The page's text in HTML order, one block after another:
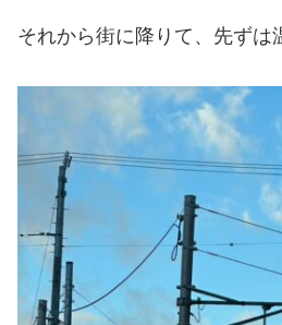
それから街に降りて、先ずは